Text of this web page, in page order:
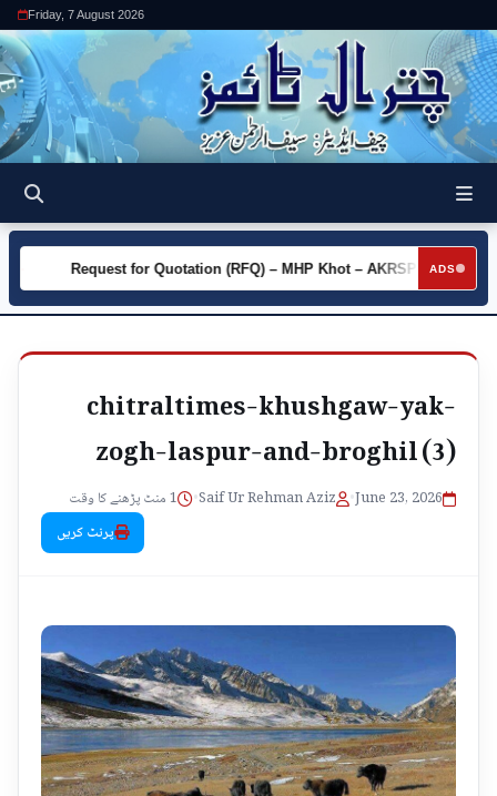
Friday, 7 August 2026
ADS
►
Request for Quotation (RFQ) – MHP Khot – AKRSP
chitraltimes-khushgaw-yak-
zogh-laspur-and-broghil (3)
June 23, 2026
•
Saif Ur Rehman Aziz
•
1 منٹ پڑھنے کا وقت
پرنٹ کریں